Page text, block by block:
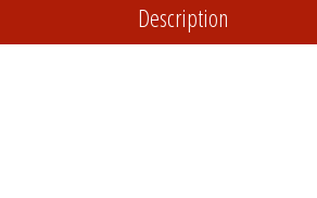
Description